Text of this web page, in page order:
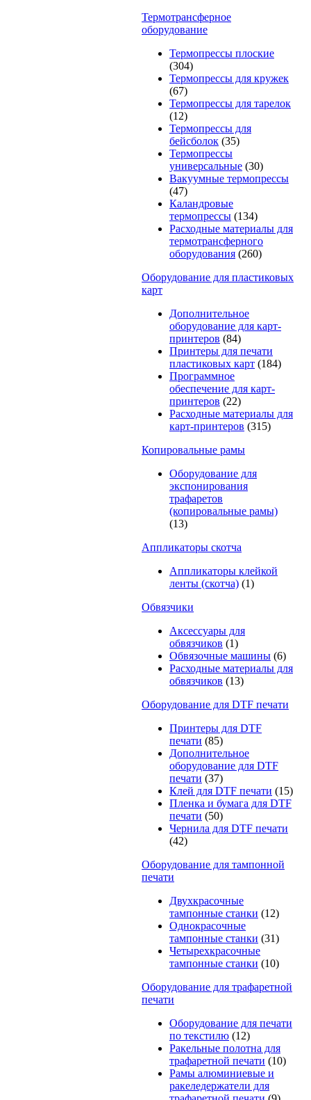
Термотрансферное
оборудование
Термопрессы плоские
(304)
Термопрессы для кружек
(67)
Термопрессы для тарелок
(12)
Термопрессы для
бейсболок (35)
Термопрессы
универсальные (30)
Вакуумные термопрессы
(47)
Каландровые
термопрессы (134)
Расходные материалы для
термотрансферного
оборудования (260)
Оборудование для пластиковых
карт
Дополнительное
оборудование для карт-
принтеров (84)
Принтеры для печати
пластиковых карт (184)
Программное
обеспечение для карт-
принтеров (22)
Расходные материалы для
карт-принтеров (315)
Копировальные рамы
Оборудование для
экспонирования
трафаретов
(копировальные рамы)
(13)
Аппликаторы скотча
Аппликаторы клейкой
ленты (скотча) (1)
Обвязчики
Аксессуары для
обвязчиков (1)
Обвязочные машины (6)
Расходные материалы для
обвязчиков (13)
Оборудование для DTF печати
Принтеры для DTF
печати (85)
Дополнительное
оборудование для DTF
печати (37)
Клей для DTF печати (15)
Пленка и бумага для DTF
печати (50)
Чернила для DTF печати
(42)
Оборудование для тампонной
печати
Двухкрасочные
тампонные станки (12)
Однокрасочные
тампонные станки (31)
Четырехкрасочные
тампонные станки (10)
Оборудование для трафаретной
печати
Оборудование для печати
по текстилю (12)
Ракельные полотна для
трафаретной печати (10)
Рамы алюминиевые и
ракеледержатели для